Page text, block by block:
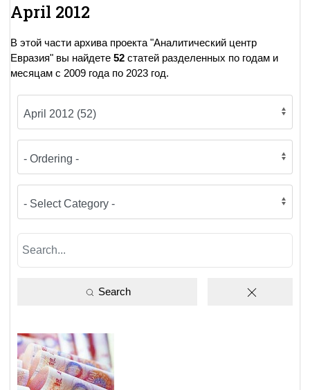
April 2012
В этой части архива проекта "Аналитический центр
Евразия" вы найдете 52 статей разделенных по годам и
месяцам с 2009 года по 2023 год.
Search